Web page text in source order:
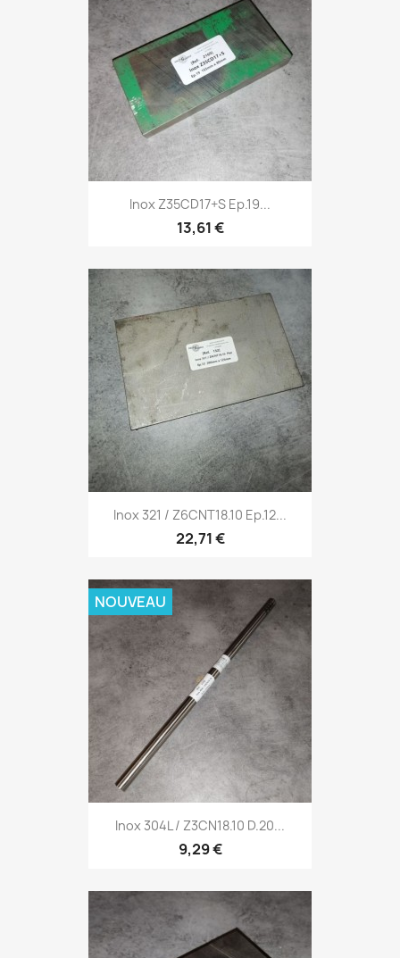
Inox Z35CD17+S Ep.19...
13,61 €
Inox 321 / Z6CNT18.10 Ep.12...
22,71 €
Inox 304L / Z3CN18.10 D.20...
9,29 €
NOUVEAU